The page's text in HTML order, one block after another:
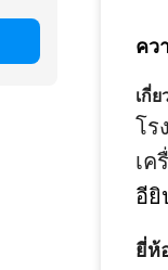
คว
เกี่ย
โร
เค
อียิ
ยี่ห้